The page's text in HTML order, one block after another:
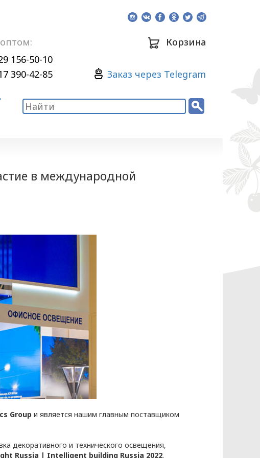
156-50-10
390-42-85
Корзина
Зaкaз через Telegram
в международной
Groupи является нашим главным поставщиком
декоративного и технического освещения,
Russia | Intelligent building Russia 2022.
данных